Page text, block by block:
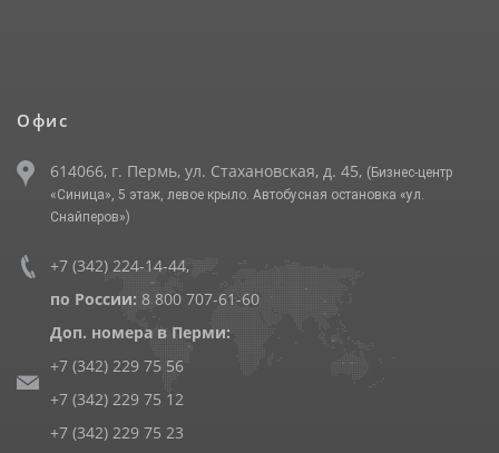
Офис
614066, г. Пермь, ул. Стахановская, д. 45, (Бизнес-центр
«Синица», 5 этаж, левое крыло. Автобусная остановка «ул.
Снайперов»)
+7 (342) 224-14-44,
по России: 8 800 707-61-60
Доп. номера в Перми:
+7 (342) 229 75 56
+7 (342) 229 75 12
+7 (342) 229 75 23